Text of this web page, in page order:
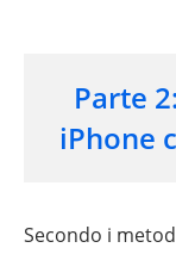
Parte
iPhone
Secondo i